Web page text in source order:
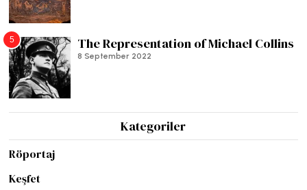
5 The Representation of Michael Collins
8 September 2022
Kategoriler
Röportaj
Keşfet